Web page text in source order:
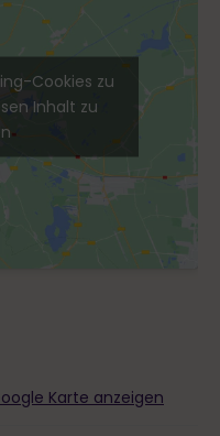
Karte anzeigen
Cookies zu
Inhalt zu